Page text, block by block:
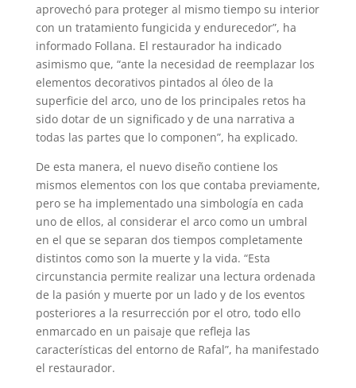
aprovechó para proteger al mismo tiempo su interior
con un tratamiento fungicida y endurecedor”, ha
informado Follana. El restaurador ha indicado
asimismo que, “ante la necesidad de reemplazar los
elementos decorativos pintados al óleo de la
superficie del arco, uno de los principales retos ha
sido dotar de un significado y de una narrativa a
todas las partes que lo componen”, ha explicado.
De esta manera, el nuevo diseño contiene los
mismos elementos con los que contaba previamente,
pero se ha implementado una simbología en cada
uno de ellos, al considerar el arco como un umbral
en el que se separan dos tiempos completamente
distintos como son la muerte y la vida. “Esta
circunstancia permite realizar una lectura ordenada
de la pasión y muerte por un lado y de los eventos
posteriores a la resurrección por el otro, todo ello
enmarcado en un paisaje que refleja las
características del entorno de Rafal”, ha manifestado
el restaurador.